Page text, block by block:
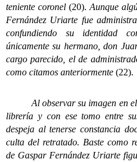
teniente coronel(20).Aunque
Fernández Uriarte fue
confundiendo su identidad
únicamente su hermano, don
cargo parecido, el de
como citamos anteriormente (22).
Al observar su imagen en el
librería y con ese tomo entre
despeja al tenerse constancia
culta del retratado. Baste como
de Gaspar Fernández Uriarte